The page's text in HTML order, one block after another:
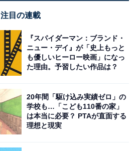
注目の連載
『スパイダーマン：ブランド・
ニュー・デイ』が「史上もっと
も優しいヒーロー映画」になっ
た理由。予習したい作品は？
20年間「駆け込み実績ゼロ」の
学校も…「こども110番の家」
は本当に必要？ PTAが直面する
理想と現実